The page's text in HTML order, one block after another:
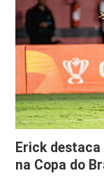
Erick
na Copa do